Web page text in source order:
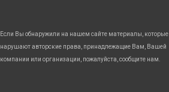
Если Вы обнаружили на нашем сайте материалы, которые
нарушают авторские права, принадлежащие Вам, Вашей
компании или организации, пожалуйста, сообщите нам.